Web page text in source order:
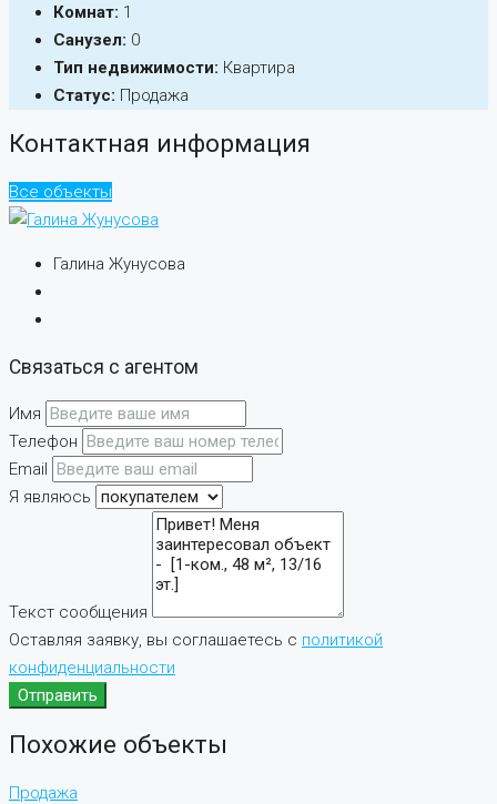
Комнат: 1
Санузел: 0
Тип недвижимости: Квартира
Статус: Продажа
Контактная информация
Все объекты
Галина Жунусова
Связаться с агентом
Имя
Телефон
Email
Я являюсь
Текст сообщения
Оставляя заявку, вы соглашаетесь с политикой
конфиденциальности
Отправить
Похожие объекты
Продажа